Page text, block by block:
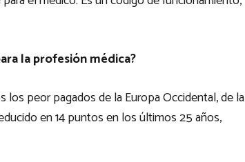
la profesión médica?
peor pagados de la Europa Occidental, de la
en 14 puntos en los últimos 25 años,